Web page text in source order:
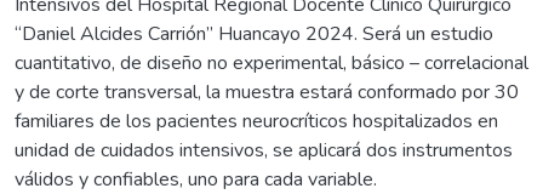
“Daniel Alcides Carrión” Huancayo 2024. Será un estudio
cuantitativo, de diseño no experimental, básico – correlacional
y de corte transversal, la muestra estará conformado por 30
familiares de los pacientes neurocríticos hospitalizados en
unidad de cuidados intensivos, se aplicará dos instrumentos
válidos y confiables, uno para cada variable.